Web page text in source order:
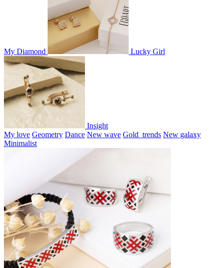
My Diamond Lucky Girl
Insight
My love Geometry Dance New wave Gold_trends New galaxy
Minimalist